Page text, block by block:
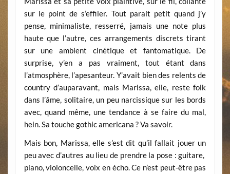
sur le point de s’effiler. Tout parait petit quand j’y
pense, minimaliste, resserré, jamais une note plus
haute que l’autre, ces arrangements discrets tirant
sur une ambient cinétique et fantomatique. De
surprise, y’en a pas vraiment, tout étant dans
l’atmosphère, l’apesanteur. Y’avait bien des relents de
country d’auparavant, mais Marissa, elle, reste folk
dans l’âme, solitaire, un peu narcissique sur les bords
avec, quand même, une tendance à se faire du mal,
hein. Sa touche gothic americana ? Va savoir.
Mais bon, Marissa, elle s’est dit qu’il fallait jouer un
peu avec d’autres au lieu de prendre la pose : guitare,
piano, violoncelle, voix en écho. Ce n’est peut-être pas